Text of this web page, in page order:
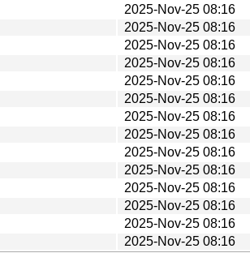
2025-Nov-25 08:16
2025-Nov-25 08:16
2025-Nov-25 08:16
2025-Nov-25 08:16
2025-Nov-25 08:16
2025-Nov-25 08:16
2025-Nov-25 08:16
2025-Nov-25 08:16
2025-Nov-25 08:16
2025-Nov-25 08:16
2025-Nov-25 08:16
2025-Nov-25 08:16
2025-Nov-25 08:16
2025-Nov-25 08:16